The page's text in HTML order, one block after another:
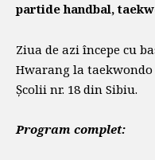
partide handbal,
Ziua de azi începe cu
Hwarang la
Școlii nr. 18 din Sibiu.
Program complet: